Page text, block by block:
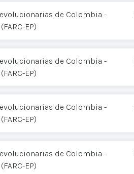
de Colombia -
EP)
de Colombia -
EP)
de Colombia -
EP)
de Colombia -
EP)